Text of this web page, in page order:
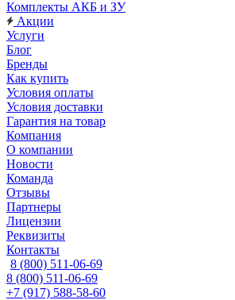
Комплекты АКБ и ЗУ
Акции
Услуги
Блог
Бренды
Как купить
Условия оплаты
Условия доставки
Гарантия на товар
Компания
О компании
Новости
Команда
Отзывы
Партнеры
Лицензии
Реквизиты
Контакты
8 (800) 511-06-69
8 (800) 511-06-69
+7 (917) 588-58-60